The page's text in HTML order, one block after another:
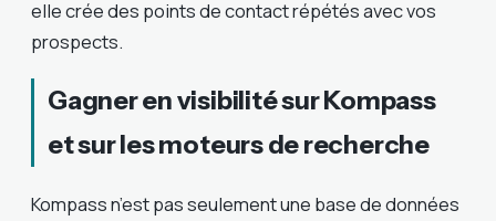
elle crée des points de contact répétés avec vos
prospects.
Gagner en visibilité sur Kompass
et sur les moteurs de recherche
Kompass n’est pas seulement une base de données